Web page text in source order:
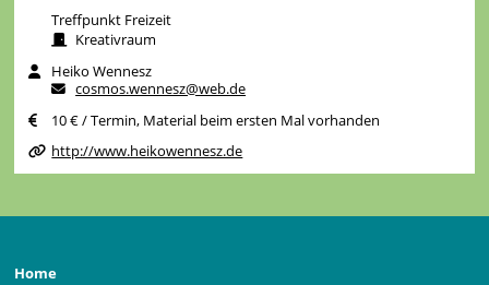
Treffpunkt Freizeit
Kreativraum
Heiko Wennesz
cosmos.wennesz@web.de
10 € / Termin, Material beim ersten Mal vorhanden
http://www.heikowennesz.de
Home